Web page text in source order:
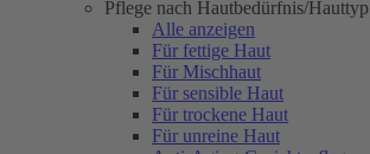
Pflege nach Hautbedürfnis/Hauttyp
Alle anzeigen
Für fettige Haut
Für Mischhaut
Für sensible Haut
Für trockene Haut
Für unreine Haut